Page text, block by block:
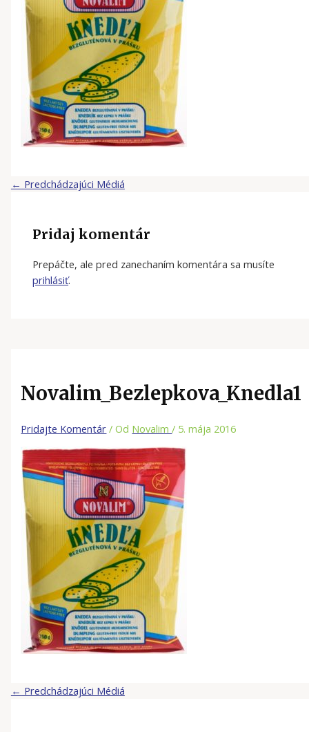
← Predchádzajúci Médiá
Pridaj komentár
Prepáčte, ale pred zanechaním komentára sa musíte
prihlásiť.
Novalim_Bezlepkova_Knedla1
Pridajte Komentár / Od Novalim/ 5. mája 2016
← Predchádzajúci Médiá